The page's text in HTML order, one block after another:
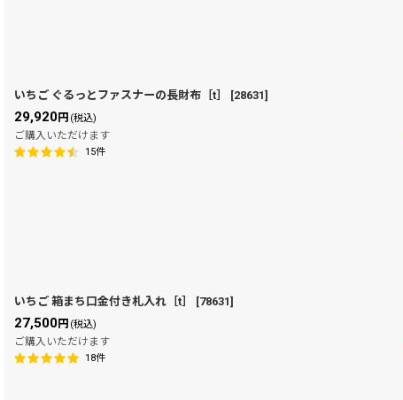
いちご ぐるっとファスナーの長財布［t］ [28631]
29,920円 (税込)
ご購入いただけます
15件
いちご 箱まち口金付き札入れ［t］ [78631]
27,500円 (税込)
ご購入いただけます
18件